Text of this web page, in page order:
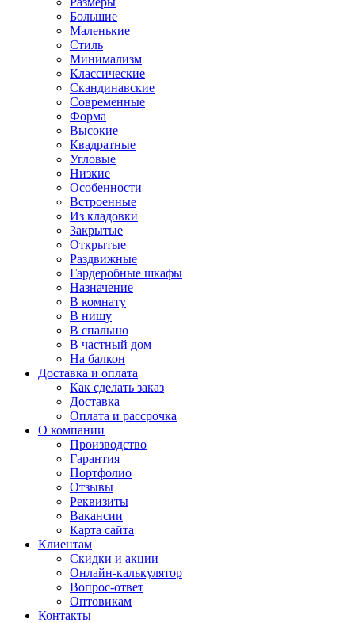
Большие
Маленькие
Стиль
Минимализм
Классические
Скандинавские
Современные
Форма
Высокие
Квадратные
Угловые
Низкие
Особенности
Встроенные
Из кладовки
Закрытые
Открытые
Раздвижные
Гардеробные шкафы
Назначение
В комнату
В нишу
В спальню
В частный дом
На балкон
Доставка и оплата
Как сделать заказ
Доставка
Оплата и рассрочка
О компании
Производство
Гарантия
Портфолио
Отзывы
Реквизиты
Вакансии
Карта сайта
Клиентам
Скидки и акции
Онлайн-калькулятор
Вопрос-ответ
Оптовикам
Контакты